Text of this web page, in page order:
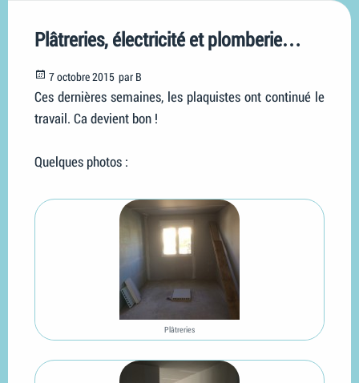
Plâtreries, électricité et plomberie…
Posted
on
7 octobre 2015 par B
Ces dernières semaines, les plaquistes ont continué le
travail. Ca devient bon !
Quelques photos :
Plâtreries